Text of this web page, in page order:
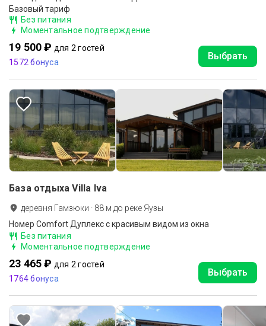
Базовый тариф
Без питания
Моментальное подтверждение
19 500 ₽ для 2 гостей
1572 бонуса
Выбрать
База отдыха Villa Iva
деревня Гамзюки · 88 м до реке Яузы
Номер Comfort Дуплекс с красивым видом из окна
Без питания
Моментальное подтверждение
23 465 ₽ для 2 гостей
1764 бонуса
Выбрать